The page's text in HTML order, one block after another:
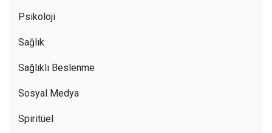
Psikoloji
Sağlık
Sağlıklı Beslenme
Sosyal Medya
Spiritüel